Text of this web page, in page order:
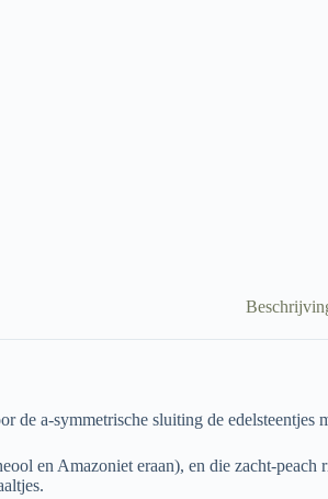
de a-symmetrische sluiting de edelsteentjes
en Amazoniet eraan), en die zacht-